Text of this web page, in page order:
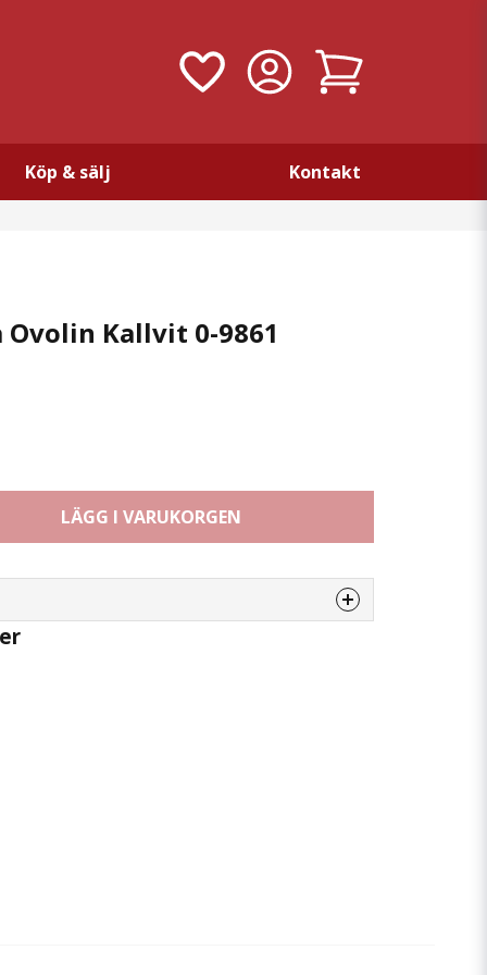
Köp & sälj Kontakt
Kallvit 0-9861
LÄGG I VARUKORGEN
produkten...